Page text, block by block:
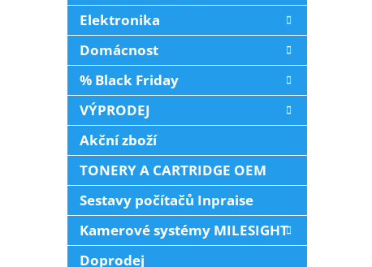
Elektronika
Domácnost
% Black Friday
VÝPRODEJ
Akční zboží
TONERY A CARTRIDGE OEM
Sestavy počítačů Inpraise
Kamerové systémy MILESIGHT
Doprodej